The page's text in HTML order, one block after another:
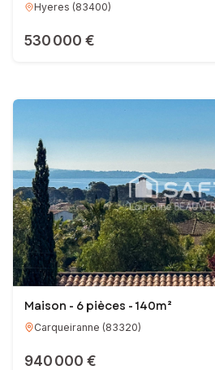
Hyeres (83400)
530 000 €
Maison - 6 pièces - 140m²
Carqueiranne (83320)
940 000 €